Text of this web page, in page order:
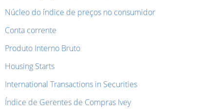
Núcleo do índice de preços no consumidor
Conta corrente
Produto Interno Bruto
Housing Starts
International Transactions in Securities
Índice de Gerentes de Compras Ivey